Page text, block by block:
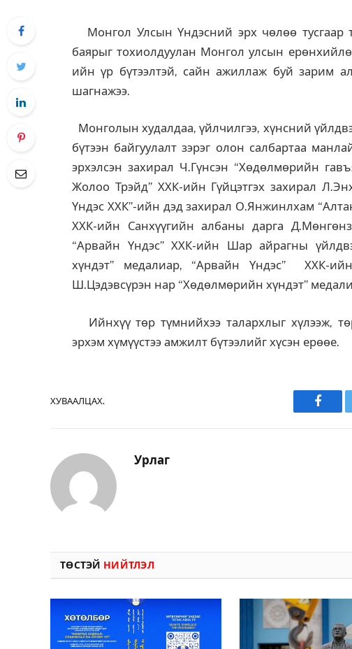
Монгол Улсын Үндэсний эрх чөлөө тусгаар
баярыг тохиолдуулан Монгол улсын
ийн үр бүтээлтэй, сайн ажиллаж буй зарим
шагнажээ.
Монголын худалдаа, үйлчилгээ, хүнсний
бүтээн байгуулалт зэрэг олон салбартаа
эрхэлсэн захирал Ч.Гүнсэн “Хөдөлмөрийн
Жолоо Трэйд” ХХК-ийн Гүйцэтгэх захирал
Үндэс ХХК”-ийн дэд захирал О.Янжинлхам
ХХК-ийн Санхүүгийн албаны дарга
“Арвайн Үндэс” ХХК-ийн Шар айрагны
хүндэт” медалиар, “Арвайн Үндэс” ХХК-
Ш.Цэдэвсүрэн нар “Хөдөлмөрийн хүндэт”
Ийнхүү төр түмнийхээ талархлыг хүлээж,
эрхэм хүмүүстээ амжилт бүтээлийг хүсэн ерөөе.
ХУВААЛЦАХ.
Урлаг
ТӨСТЭЙ НИЙТЛЭЛ